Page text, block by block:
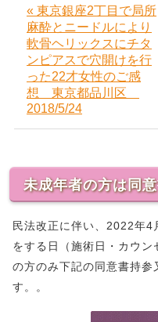
« 東京銀座2丁目で局所
麻酔とニードルにより
軟骨ヘリックスにチタ
ンピアスで穴開けを行
った22才女性のご感
想 東京都品川区
2018/5/24
未成年者の方は同
民法改正に伴い、2022年4
をする日（施術日・カウ
の方のみ下記の同意書持参
す。。